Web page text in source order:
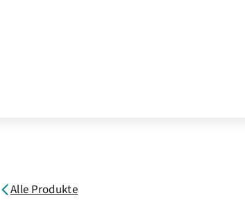
Alle Produkte